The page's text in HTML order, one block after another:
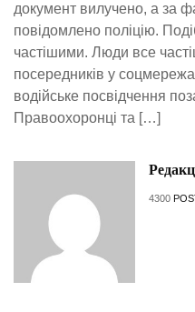
документ вилучено, а за
повідомлено поліцію.
частішими. Люди все
посередників у
водійське посвідчення
Правоохоронці та […]
4300